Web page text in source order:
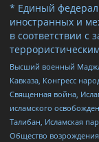
* Единый
иностранных и
в соответствии с
Высший военный
Кавказа, Конгресс
Священная война,
исламского
Талибан, Исламская
Общество